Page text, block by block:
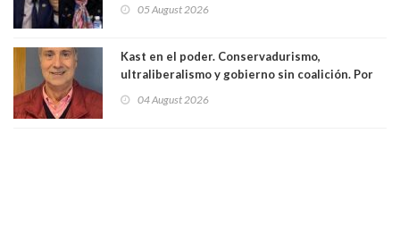
excarabinero que dejó ciego a Gustavo Gatica:
05 August 2026
Kast en el poder. Conservadurismo,
ultraliberalismo y gobierno sin coalición. Por
04 August 2026